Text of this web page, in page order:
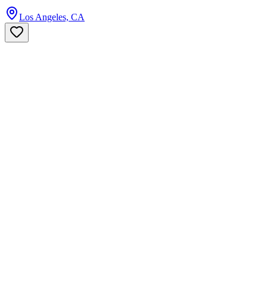
Los Angeles, CA